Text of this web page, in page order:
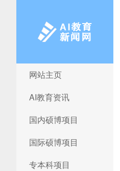
AI教育新闻网
网站主页
AI教育资讯
国内硕博项目
国际硕博项目
专本科项目